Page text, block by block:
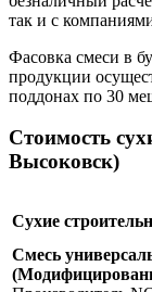
так и с
Фасовка смеси в
продукции
поддонах по 30
Стоимость
Высоковск)
Сухие
Смесь